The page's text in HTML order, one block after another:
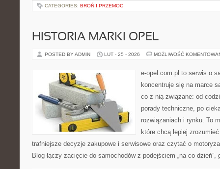
CATEGORIES: BROŃ I PRZEMOC
HISTORIA MARKI OPEL
POSTED BY ADMIN LUT - 25 - 2026 MOŻLIWOŚĆ
e-opel.com.pl to serwis o
koncentruje się na marce
co z nią związane: od
porady techniczne, po
rozwiązaniach i rynku. To
które chcą lepiej
trafniejsze decyzje zakupowe i serwisowe oraz czytać o
Blog łączy zacięcie do samochodów z podejściem „na co